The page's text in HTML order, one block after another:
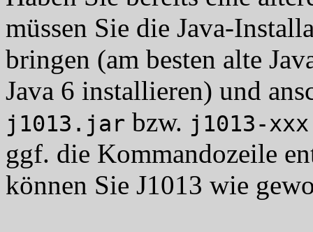
müssen Sie die Java-
bringen (am besten alte
Java 6 installieren) und
j1013.jar bzw. j1013-
ggf. die Kommandozeile
können Sie J1013 wie